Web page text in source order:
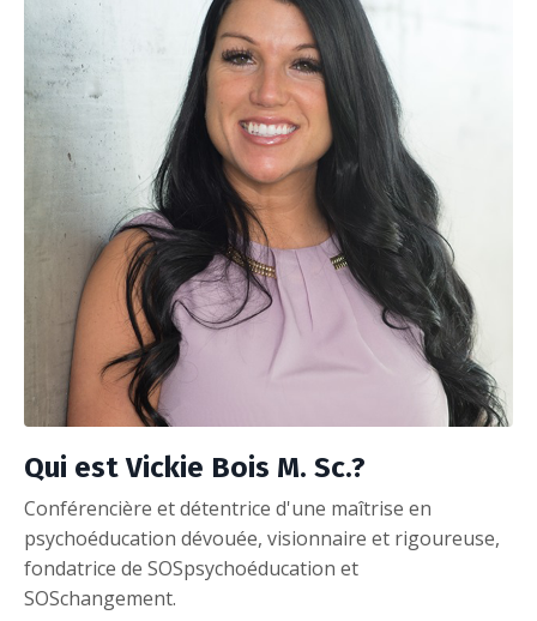
Qui est Vickie Bois M. Sc.?
Conférencière et détentrice d'une maîtrise en
psychoéducation dévouée, visionnaire et rigoureuse,
fondatrice de SOSpsychoéducation et
SOSchangement.